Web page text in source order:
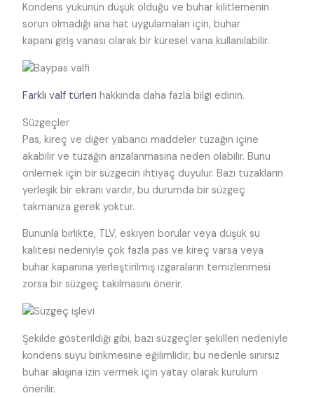
Kondens yükünün düşük olduğu ve buhar kilitlemenin
sorun olmadığı ana hat uygulamaları için, buhar
kapanı giriş vanası olarak bir küresel vana kullanılabilir.
Farklı valf türleri hakkında daha fazla bilgi edinin.
Süzgeçler
Pas, kireç ve diğer yabancı maddeler tuzağın içine
akabilir ve tuzağın arızalanmasına neden olabilir. Bunu
önlemek için bir süzgecin ihtiyaç duyulur. Bazı tuzakların
yerleşik bir ekranı vardır, bu durumda bir süzgeç
takmanıza gerek yoktur.
Bununla birlikte, TLV, eskiyen borular veya düşük su
kalitesi nedeniyle çok fazla pas ve kireç varsa veya
buhar kapanına yerleştirilmiş ızgaraların temizlenmesi
zorsa bir süzgeç takılmasını önerir.
Şekilde gösterildiği gibi, bazı süzgeçler şekilleri nedeniyle
kondens suyu birikmesine eğilimlidir, bu nedenle sınırsız
buhar akışına izin vermek için yatay olarak kurulum
önerilir.